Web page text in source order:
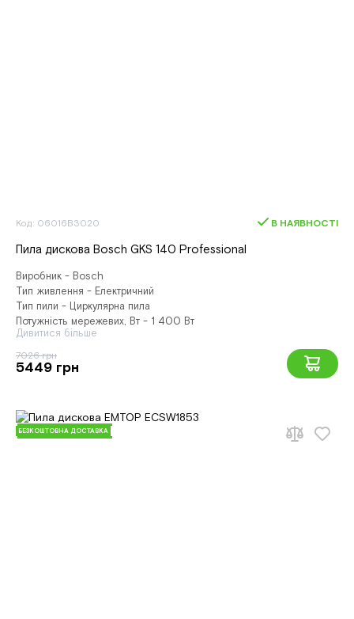
Код: 06016B3020 В НАЯВНОСТІ
Пила дискова Bosch GKS 140 Professional
Виробник - Bosch
Тип живлення - Електричний
Тип пили - Циркулярна пила
Потужність мережевих, Вт - 1 400 Вт
Дивитися більше
7026 грн
5449 грн
БЕЗКОШТОВНА ДОСТАВКА